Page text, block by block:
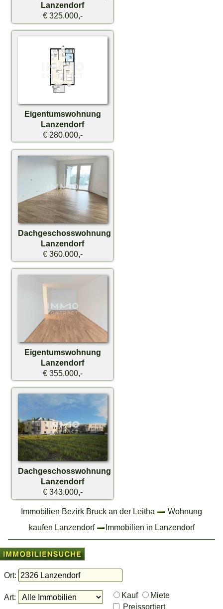
Lanzendorf
€ 325.000,-
Eigentumswohnung
Lanzendorf
€ 280.000,-
Dachgeschosswohnung
Lanzendorf
€ 360.000,-
Eigentumswohnung
Lanzendorf
€ 355.000,-
Dachgeschosswohnung
Lanzendorf
€ 343.000,-
Immobilien Bezirk Bruck an der Leitha
Wohnung
kaufen Lanzendorf
Immobilien in Lanzendorf
Ort:
Art: Kauf
Miete
Preissortiert